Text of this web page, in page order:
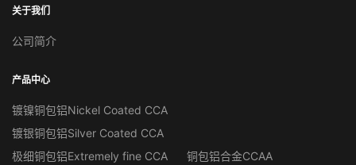
关于我们
公司简介
产品中心
镀镍铜包铝Nickel Coated CCA
镀银铜包铝Silver Coated CCA
极细铜包铝Extremely fine CCA
铜包铝合金CCAA